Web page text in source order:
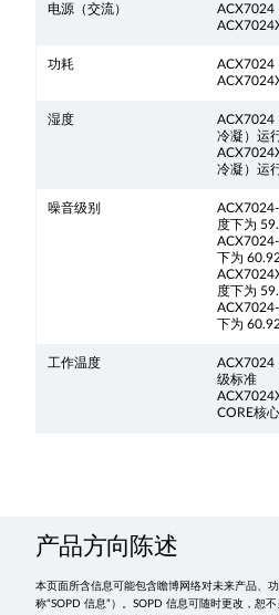
电源（交流）
ACX7024
功耗
ACX7024
湿度
ACX7024
冷凝）运
冷凝）运
噪音级别
度下为
下为
度下为
下为
工作温度
ACX7024
级标准
CORE核
产品方向陈述
本页面所含信息可能包含瞻博网络对未来产品、
称“SOPD 信息”）。SOPD 信息可随时更改，恕